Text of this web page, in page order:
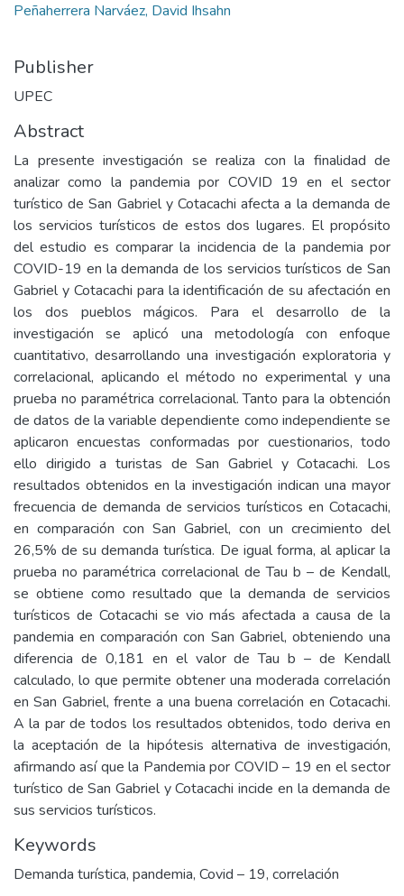
Peñaherrera Narváez, David Ihsahn
Publisher
UPEC
Abstract
La presente investigación se realiza con la finalidad de
analizar como la pandemia por COVID 19 en el sector
turístico de San Gabriel y Cotacachi afecta a la demanda de
los servicios turísticos de estos dos lugares. El propósito
del estudio es comparar la incidencia de la pandemia por
COVID-19 en la demanda de los servicios turísticos de San
Gabriel y Cotacachi para la identificación de su afectación en
los dos pueblos mágicos. Para el desarrollo de la
investigación se aplicó una metodología con enfoque
cuantitativo, desarrollando una investigación exploratoria y
correlacional, aplicando el método no experimental y una
prueba no paramétrica correlacional. Tanto para la obtención
de datos de la variable dependiente como independiente se
aplicaron encuestas conformadas por cuestionarios, todo
ello dirigido a turistas de San Gabriel y Cotacachi. Los
resultados obtenidos en la investigación indican una mayor
frecuencia de demanda de servicios turísticos en Cotacachi,
en comparación con San Gabriel, con un crecimiento del
26,5% de su demanda turística. De igual forma, al aplicar la
prueba no paramétrica correlacional de Tau b – de Kendall,
se obtiene como resultado que la demanda de servicios
turísticos de Cotacachi se vio más afectada a causa de la
pandemia en comparación con San Gabriel, obteniendo una
diferencia de 0,181 en el valor de Tau b – de Kendall
calculado, lo que permite obtener una moderada correlación
en San Gabriel, frente a una buena correlación en Cotacachi.
A la par de todos los resultados obtenidos, todo deriva en
la aceptación de la hipótesis alternativa de investigación,
afirmando así que la Pandemia por COVID – 19 en el sector
turístico de San Gabriel y Cotacachi incide en la demanda de
sus servicios turísticos.
Keywords
Demanda turística, pandemia, Covid – 19, correlación